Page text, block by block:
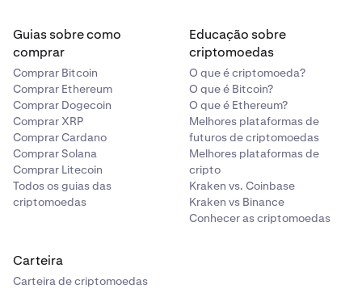
Guias sobre como
comprar
Comprar Bitcoin
Comprar Ethereum
Comprar Dogecoin
Comprar XRP
Comprar Cardano
Comprar Solana
Comprar Litecoin
Todos os guias das
criptomoedas
Educação sobre
criptomoedas
O que é criptomoeda?
O que é Bitcoin?
O que é Ethereum?
Melhores plataformas de
futuros de criptomoedas
Melhores plataformas de
cripto
Kraken vs. Coinbase
Kraken vs Binance
Conhecer as criptomoedas
Carteira
Carteira de criptomoedas